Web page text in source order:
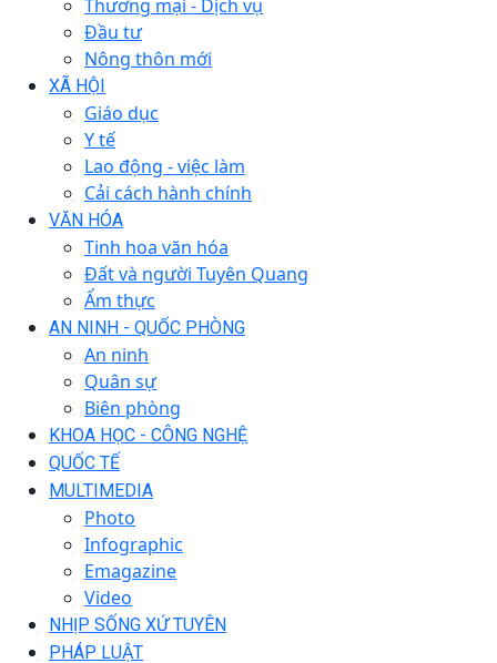
Thương mại - Dịch vụ
Đầu tư
Nông thôn mới
XÃ HỘI
Giáo dục
Y tế
Lao động - việc làm
Cải cách hành chính
VĂN HÓA
Tinh hoa văn hóa
Đất và người Tuyên Quang
Ẩm thực
AN NINH - QUỐC PHÒNG
An ninh
Quân sự
Biên phòng
KHOA HỌC - CÔNG NGHỆ
QUỐC TẾ
MULTIMEDIA
Photo
Infographic
Emagazine
Video
NHỊP SỐNG XỨ TUYÊN
PHÁP LUẬT